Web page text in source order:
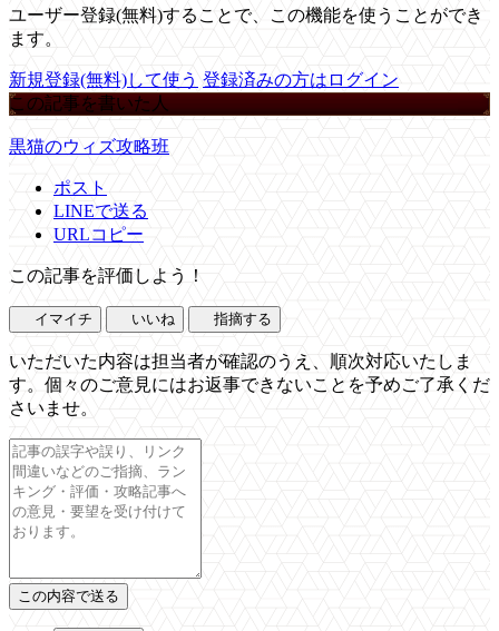
ユーザー登録(無料)することで、この機能を使うことができ
ます。
新規登録(無料)して使う 登録済みの方はログイン
この記事を書いた人
黒猫のウィズ攻略班
ポスト
LINEで送る
URLコピー
この記事を評価しよう！
イマイチ いいね 指摘する
いただいた内容は担当者が確認のうえ、順次対応いたしま
す。個々のご意見にはお返事できないことを予めご了承くだ
さいませ。